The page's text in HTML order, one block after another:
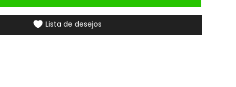
Lista de desejos